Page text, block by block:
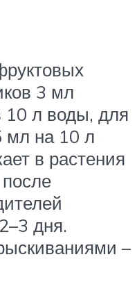
3 мл
10 л воды, для
мл на 10 л
в растения
дня.
–